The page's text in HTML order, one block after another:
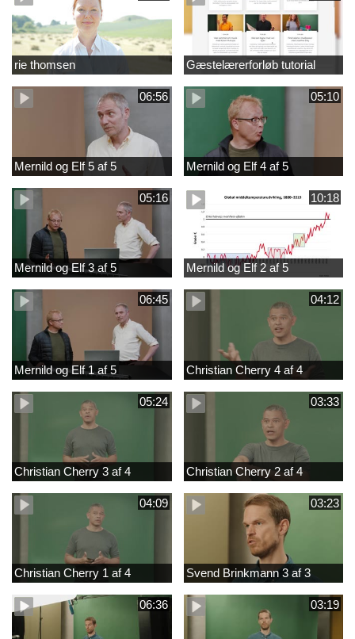
rie thomsen Gæstelærerforløb tutorial
06:56
Mernild og Elf 5 af 5
05:10
Mernild og Elf 4 af 5
05:16
Mernild og Elf 3 af 5
10:18
Mernild og Elf 2 af 5
06:45
Mernild og Elf 1 af 5
04:12
Christian Cherry 4 af 4
05:24
Christian Cherry 3 af 4
03:33
Christian Cherry 2 af 4
04:09
Christian Cherry 1 af 4
03:23
Svend Brinkmann 3 af 3
06:36 03:19